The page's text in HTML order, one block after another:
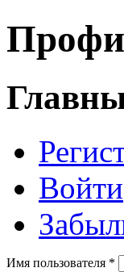
Войти
Имя пользователя *